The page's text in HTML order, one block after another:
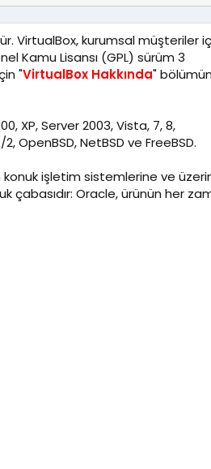
VirtualBox, kurumsal müşteriler
Kamu Lisansı (GPL) sürüm 3
"VirtualBox Hakkında"
XP, Server 2003, Vista, 7, 8,
OpenBSD, NetBSD ve FreeBSD.
işletim sistemlerine ve
çabasıdır: Oracle, ürünün her